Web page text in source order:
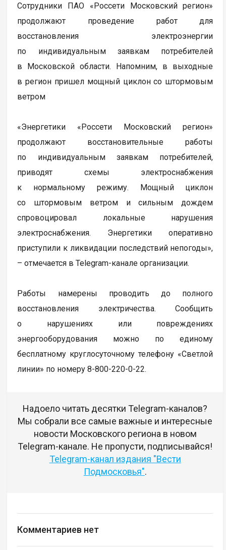
Сотрудники ПАО «Россети Московский регион»
продолжают проведение работ для
восстановления электроэнергии
по индивидуальным заявкам потребителей
в Московской области. Напомним, в выходные
в регион пришел мощный циклон со штормовым
ветром
«Энергетики «Россети Московский регион»
продолжают восстановительные работы
по индивидуальным заявкам потребителей,
приводят схемы электроснабжения
к нормальному режиму. Мощный циклон
со штормовым ветром и сильным дождем
спровоцировал локальные нарушения
электроснабжения. Энергетики оперативно
приступили к ликвидации последствий непогоды»,
– отмечается в Telegram-канале организации.
Работы намерены проводить до полного
восстановления электричества. Сообщить
о нарушениях или повреждениях
энергооборудования можно по единому
бесплатному круглосуточному телефону «Светлой
линии» по номеру 8-800-220-0-22.
Надоело читать десятки Telegram-каналов?
Мы собрали все самые важные и интересные
новости Московского региона в новом
Telegram-канале. Не пропусти, подписывайся!
Telegram-канал издания "Вести
Подмосковья".
Комментариев нет